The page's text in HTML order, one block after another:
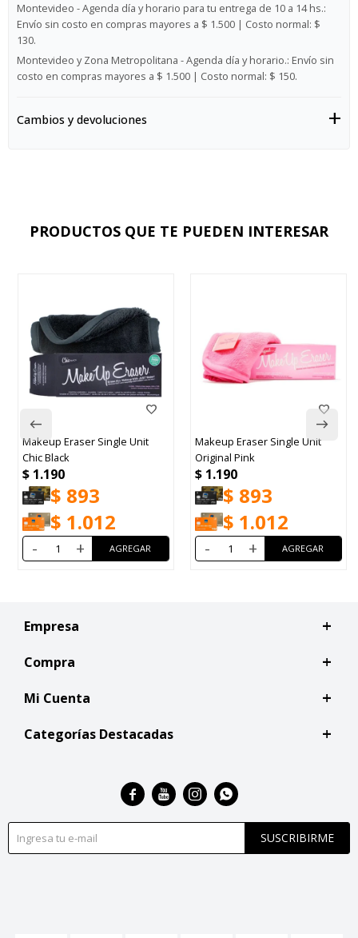
Montevideo - Agenda día y horario para tu entrega de 10 a 14 hs.:
Envío sin costo en compras mayores a $ 1.500 | Costo normal: $
130.
Montevideo y Zona Metropolitana - Agenda día y horario.: Envío sin
costo en compras mayores a $ 1.500 | Costo normal: $ 150.
Cambios y devoluciones
PRODUCTOS QUE TE PUEDEN INTERESAR
Makeup Eraser Single Unit
Chic Black
$ 1.190
$ 893
$ 1.012
- +
Makeup Eraser Single Unit
Original Pink
$ 1.190
$ 893
$ 1.012
- +
Empresa
Compra
Mi Cuenta
Categorías Destacadas
SUSCRIBIRME
   